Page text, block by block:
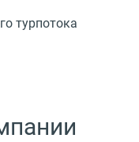
турпотока